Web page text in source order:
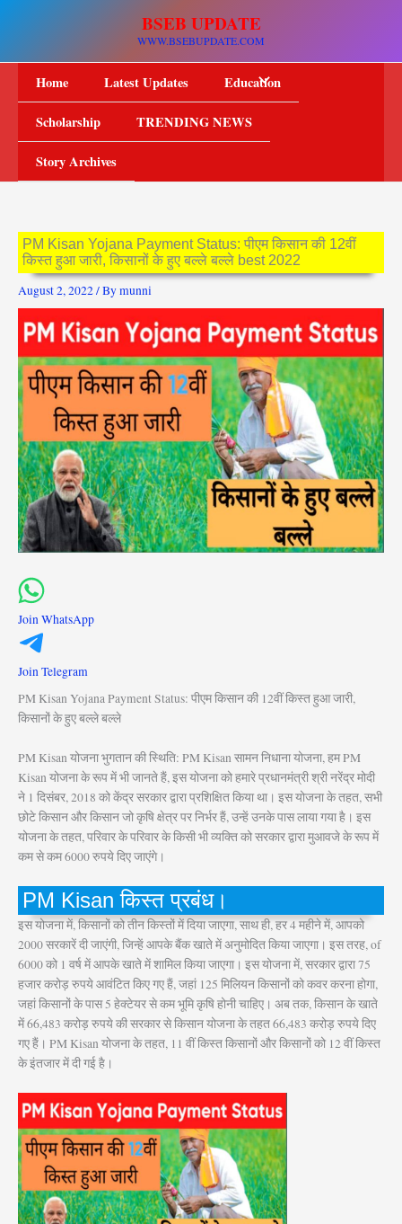
BSEB UPDATE
WWW.BSEBUPDATE.COM
Home Latest Updates Education
Scholarship TRENDING NEWS
Story Archives
PM Kisan Yojana Payment Status: पीएम किसान की 12वीं
किस्त हुआ जारी, किसानों के हुए बल्ले बल्ले best 2022
August 2, 2022/ Bymunni
Join WhatsApp
Join Telegram
PM Kisan Yojana Payment Status: पीएम किसान की 12वीं किस्त हुआ जारी,
किसानों के हुए बल्ले बल्ले
PM Kisan योजना भुगतान की स्थिति: PM Kisan सामन निधाना योजना, हम PM
Kisan योजना के रूप में भी जानते हैं, इस योजना को हमारे प्रधानमंत्री श्री नरेंद्र मोदी
ने 1 दिसंबर, 2018 को केंद्र सरकार द्वारा प्रशिक्षित किया था। इस योजना के तहत, सभी
छोटे किसान और किसान जो कृषि क्षेत्र पर निर्भर हैं, उन्हें उनके पास लाया गया है। इस
योजना के तहत, परिवार के परिवार के किसी भी व्यक्ति को सरकार द्वारा मुआवजे के रूप में
कम से कम 6000 रुपये दिए जाएंगे।
PM Kisan किस्त प्रबंध।
इस योजना में, किसानों को तीन किस्तों में दिया जाएगा, साथ ही, हर 4 महीने में, आपको
2000 सरकारें दी जाएंगी, जिन्हें आपके बैंक खाते में अनुमोदित किया जाएगा। इस तरह, of ​​
6000 को 1 वर्ष में आपके खाते में शामिल किया जाएगा। इस योजना में, सरकार द्वारा 75
हजार करोड़ रुपये आवंटित किए गए हैं, जहां 125 मिलियन किसानों को कवर करना होगा,
जहां किसानों के पास 5 हेक्टेयर से कम भूमि कृषि होनी चाहिए। अब तक, किसान के खाते
में 66,483 करोड़ रुपये की सरकार से किसान योजना के तहत 66,483 करोड़ रुपये दिए
गए हैं। PM Kisan योजना के तहत, 11 वीं किस्त किसानों और किसानों को 12 वीं किस्त
के इंतजार में दी गई है।